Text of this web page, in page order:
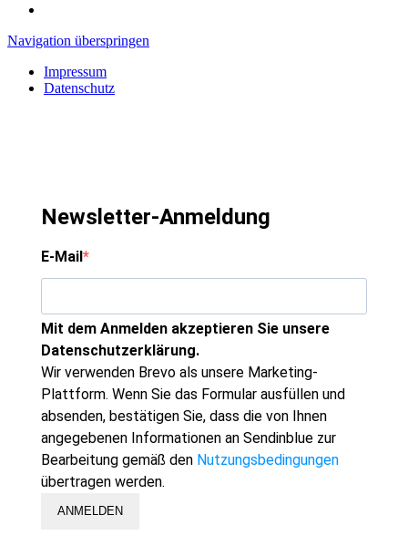
Navigation überspringen
Impressum
Datenschutz
Newsletter-Anmeldung
E-Mail
Mit dem Anmelden akzeptieren Sie unsere
Datenschutzerklärung.
Wir verwenden Brevo als unsere Marketing-
Plattform. Wenn Sie das Formular ausfüllen und
absenden, bestätigen Sie, dass die von Ihnen
angegebenen Informationen an Sendinblue zur
Bearbeitung gemäß den Nutzungsbedingungen
übertragen werden.
ANMELDEN